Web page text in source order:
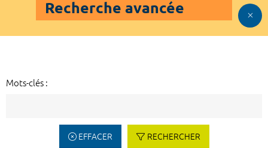
Recherche avancée
Mots-clés :
EFFACER RECHERCHER